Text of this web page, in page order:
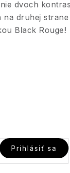
dvoch
druhej
Black Rouge!
Prihlásiť sa